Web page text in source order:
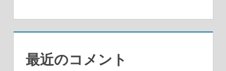
最近のコメント